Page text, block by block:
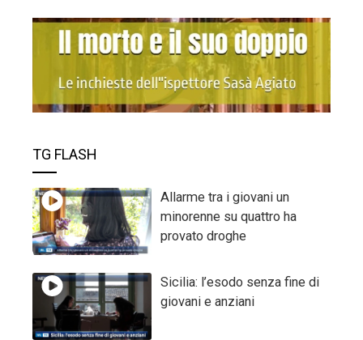
TG FLASH
Allarme tra i giovani un
minorenne su quattro ha
provato droghe
Sicilia: l’esodo senza fine di
giovani e anziani